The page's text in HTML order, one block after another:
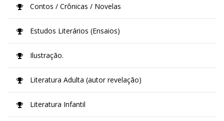
Contos / Crônicas / Novelas
Estudos Literários (Ensaios)
Ilustração.
Literatura Adulta (autor revelação)
Literatura Infantil